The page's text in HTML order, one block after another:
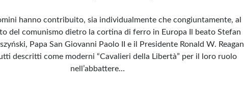
hanno contribuito, sia individualmente che congiuntamente, al
del comunismo dietro la cortina di ferro in Europa Il beato Stefan
Papa San Giovanni Paolo II e il Presidente Ronald W. Reagan
descritti come moderni “Cavalieri della Libertà” per il loro ruolo
nell’abbattere…